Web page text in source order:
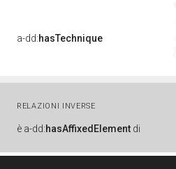
a-dd:hasTechnique
RELAZIONI INVERSE
è a-dd:hasAffixedElement di